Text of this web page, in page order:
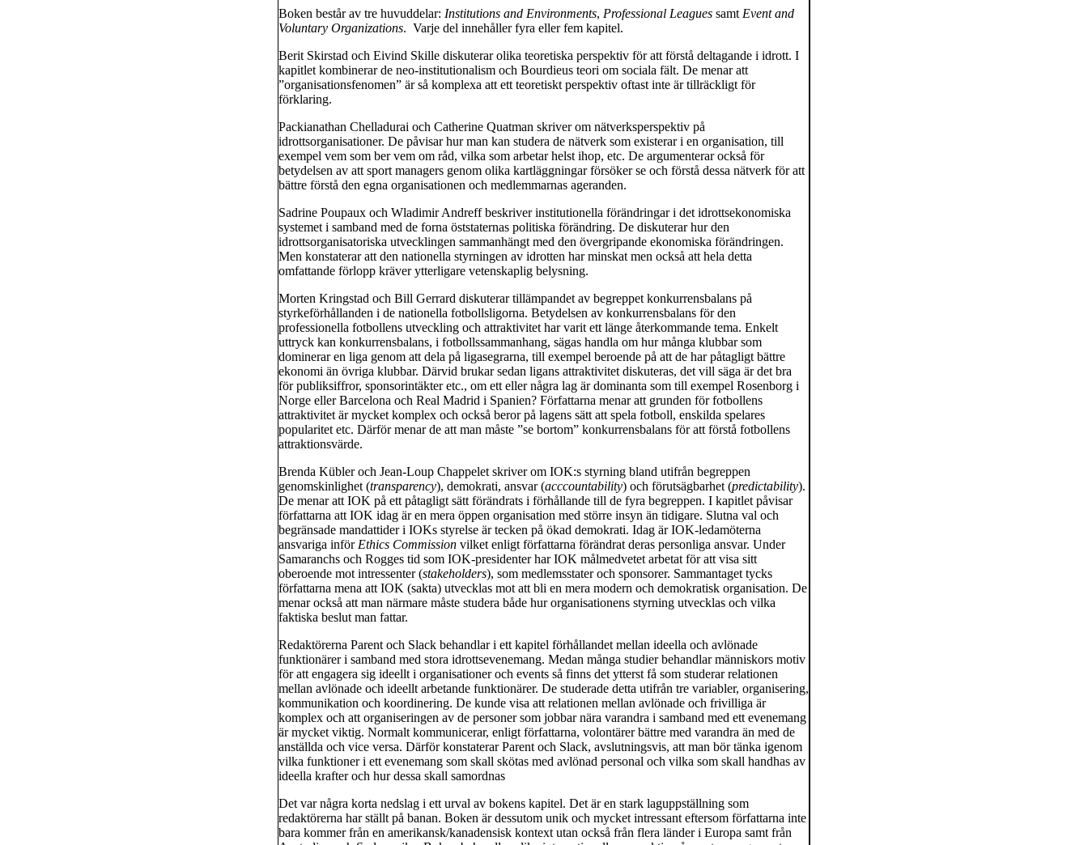
Boken består av tre huvuddelar: Institutions and Environments, Professional Leagues samt Event and
Voluntary Organizations. Varje del innehåller fyra eller fem kapitel.
Berit Skirstad och Eivind Skille diskuterar olika teoretiska perspektiv för att förstå deltagande i idrott. I
kapitlet kombinerar de neo-institutionalism och Bourdieus teori om sociala fält. De menar att
”organisationsfenomen” är så komplexa att ett teoretiskt perspektiv oftast inte är tillräckligt för
förklaring.
Packianathan Chelladurai och Catherine Quatman skriver om nätverksperspektiv på
idrottsorganisationer. De påvisar hur man kan studera de nätverk som existerar i en organisation, till
exempel vem som ber vem om råd, vilka som arbetar helst ihop, etc. De argumenterar också för
betydelsen av att sport managers genom olika kartläggningar försöker se och förstå dessa nätverk för att
bättre förstå den egna organisationen och medlemmarnas ageranden.
Sadrine Poupaux och Wladimir Andreff beskriver institutionella förändringar i det idrottsekonomiska
systemet i samband med de forna öststaternas politiska förändring. De diskuterar hur den
idrottsorganisatoriska utvecklingen sammanhängt med den övergripande ekonomiska förändringen.
Men konstaterar att den nationella styrningen av idrotten har minskat men också att hela detta
omfattande förlopp kräver ytterligare vetenskaplig belysning.
Morten Kringstad och Bill Gerrard diskuterar tillämpandet av begreppet konkurrensbalans på
styrkeförhållanden i de nationella fotbollsligorna. Betydelsen av konkurrensbalans för den
professionella fotbollens utveckling och attraktivitet har varit ett länge återkommande tema. Enkelt
uttryck kan konkurrensbalans, i fotbollssammanhang, sägas handla om hur många klubbar som
dominerar en liga genom att dela på ligasegrarna, till exempel beroende på att de har påtagligt bättre
ekonomi än övriga klubbar. Därvid brukar sedan ligans attraktivitet diskuteras, det vill säga är det bra
för publiksiffror, sponsorintäkter etc., om ett eller några lag är dominanta som till exempel Rosenborg i
Norge eller Barcelona och Real Madrid i Spanien? Författarna menar att grunden för fotbollens
attraktivitet är mycket komplex och också beror på lagens sätt att spela fotboll, enskilda spelares
popularitet etc. Därför menar de att man måste ”se bortom” konkurrensbalans för att förstå fotbollens
attraktionsvärde.
Brenda Kübler och Jean-Loup Chappelet skriver om IOK:s styrning bland utifrån begreppen
genomskinlighet (transparency), demokrati, ansvar (acccountability) och förutsägbarhet (predictability).
De menar att IOK på ett påtagligt sätt förändrats i förhållande till de fyra begreppen. I kapitlet påvisar
författarna att IOK idag är en mera öppen organisation med större insyn än tidigare. Slutna val och
begränsade mandattider i IOKs styrelse är tecken på ökad demokrati. Idag är IOK-ledamöterna
ansvariga inför Ethics Commission vilket enligt författarna förändrat deras personliga ansvar. Under
Samaranchs och Rogges tid som IOK-presidenter har IOK målmedvetet arbetat för att visa sitt
oberoende mot intressenter (stakeholders), som medlemsstater och sponsorer. Sammantaget tycks
författarna mena att IOK (sakta) utvecklas mot att bli en mera modern och demokratisk organisation. De
menar också att man närmare måste studera både hur organisationens styrning utvecklas och vilka
faktiska beslut man fattar.
Redaktörerna Parent och Slack behandlar i ett kapitel förhållandet mellan ideella och avlönade
funktionärer i samband med stora idrottsevenemang. Medan många studier behandlar människors motiv
för att engagera sig ideellt i organisationer och events så finns det ytterst få som studerar relationen
mellan avlönade och ideellt arbetande funktionärer. De studerade detta utifrån tre variabler, organisering,
kommunikation och koordinering. De kunde visa att relationen mellan avlönade och frivilliga är
komplex och att organiseringen av de personer som jobbar nära varandra i samband med ett evenemang
är mycket viktig. Normalt kommunicerar, enligt författarna, volontärer bättre med varandra än med de
anställda och vice versa. Därför konstaterar Parent och Slack, avslutningsvis, att man bör tänka igenom
vilka funktioner i ett evenemang som skall skötas med avlönad personal och vilka som skall handhas av
ideella krafter och hur dessa skall samordnas
Det var några korta nedslag i ett urval av bokens kapitel. Det är en stark laguppställning som
redaktörerna har ställt på banan. Boken är dessutom unik och mycket intressant eftersom författarna inte
bara kommer från en amerikansk/kanadensisk kontext utan också från flera länder i Europa samt från